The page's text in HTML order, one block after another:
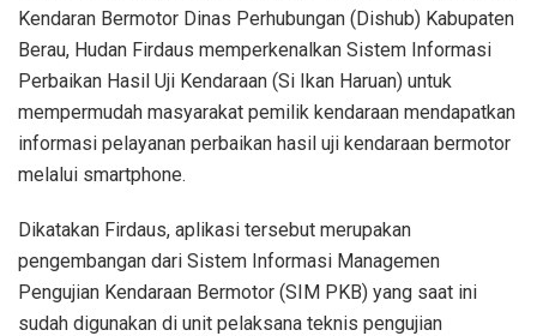
Kendaran Bermotor Dinas Perhubungan (Dishub) Kabupaten
Berau, Hudan Firdaus memperkenalkan Sistem Informasi
Perbaikan Hasil Uji Kendaraan (Si Ikan Haruan) untuk
mempermudah masyarakat pemilik kendaraan mendapatkan
informasi pelayanan perbaikan hasil uji kendaraan bermotor
melalui smartphone.
Dikatakan Firdaus, aplikasi tersebut merupakan
pengembangan dari Sistem Informasi Managemen
Pengujian Kendaraan Bermotor (SIM PKB) yang saat ini
sudah digunakan di unit pelaksana teknis pengujian